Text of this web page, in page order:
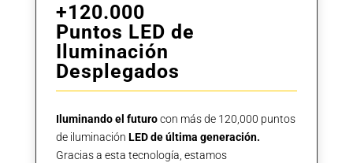
+120.000
Puntos LED de
Iluminación
Desplegados
Iluminando el futurocon más de 120,000 puntos
de iluminación LED de última generación.
Gracias a esta tecnología, estamos